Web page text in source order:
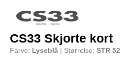
CS33 Skjorte kort
Farve: Lyseblå | Størrelse: STR 52